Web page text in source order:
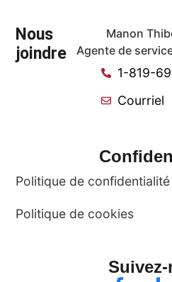
Nous
joindre
Manon
Agente de
1-819-
Courriel
Politique de confidentialité
Politique de cookies